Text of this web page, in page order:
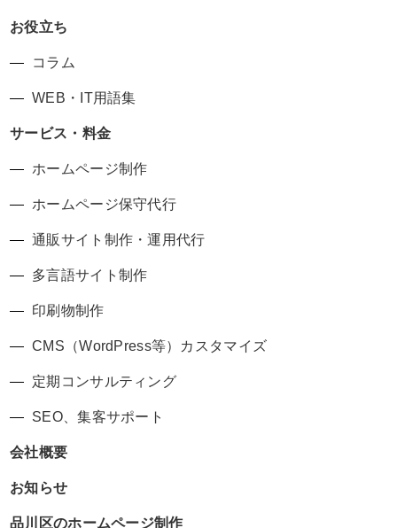
お役立ち
コラム
WEB・IT用語集
サービス・料金
ホームページ制作
ホームページ保守代行
通販サイト制作・運用代行
多言語サイト制作
印刷物制作
CMS（WordPress等）カスタマイズ
定期コンサルティング
SEO、集客サポート
会社概要
お知らせ
品川区のホームページ制作